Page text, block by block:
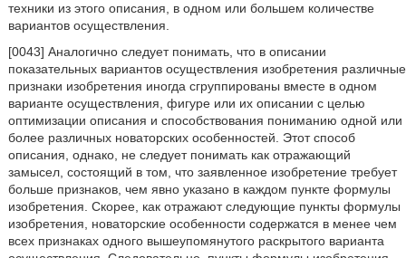
техники из этого описания, в одном или большем количестве
вариантов осуществления.
[0043] Аналогично следует понимать, что в описании
показательных вариантов осуществления изобретения различные
признаки изобретения иногда сгруппированы вместе в одном
варианте осуществления, фигуре или их описании с целью
оптимизации описания и способствования пониманию одной или
более различных новаторских особенностей. Этот способ
описания, однако, не следует понимать как отражающий
замысел, состоящий в том, что заявленное изобретение требует
больше признаков, чем явно указано в каждом пункте формулы
изобретения. Скорее, как отражают следующие пункты формулы
изобретения, новаторские особенности содержатся в менее чем
всех признаках одного вышеупомянутого раскрытого варианта